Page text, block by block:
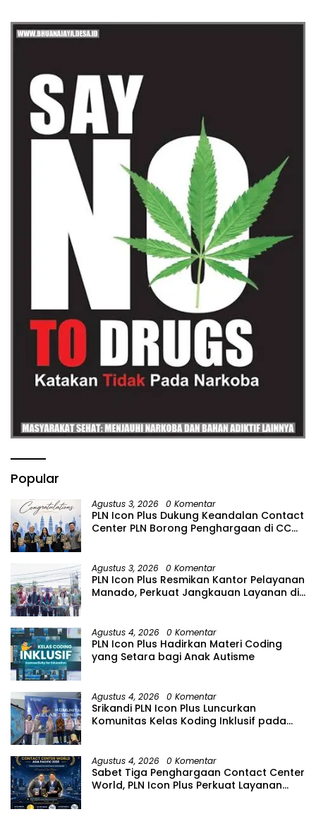
Popular
Agustus 3, 2026 0 Komentar
PLN Icon Plus Dukung Keandalan Contact
Center PLN Borong Penghargaan di CCW
Agustus 3, 2026 0 Komentar
PLN Icon Plus Resmikan Kantor Pelayanan
Manado, Perkuat Jangkauan Layanan di
Agustus 4, 2026 0 Komentar
PLN Icon Plus Hadirkan Materi Coding
yang Setara bagi Anak Autisme
Agustus 4, 2026 0 Komentar
Srikandi PLN Icon Plus Luncurkan
Komunitas Kelas Koding Inklusif pada
Agustus 4, 2026 0 Komentar
Sabet Tiga Penghargaan Contact Center
World, PLN Icon Plus Perkuat Layanan